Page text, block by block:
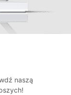
naszą